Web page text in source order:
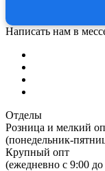
Написать нам в
Отделы
Розница и мелкий
(понедельник-
Крупный опт
(ежедневно с 9:00